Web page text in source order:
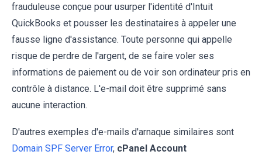
frauduleuse conçue pour usurper l'identité d'Intuit
QuickBooks et pousser les destinataires à appeler une
fausse ligne d'assistance. Toute personne qui appelle
risque de perdre de l'argent, de se faire voler ses
informations de paiement ou de voir son ordinateur pris en
contrôle à distance. L'e-mail doit être supprimé sans
aucune interaction.
D'autres exemples d'e-mails d'arnaque similaires sont
Domain SPF Server Error, cPanel Account